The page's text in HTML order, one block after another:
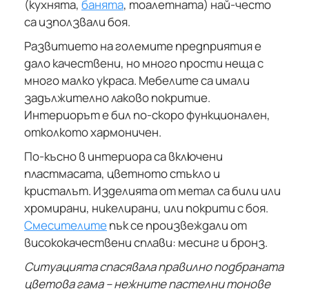
(кухнята, банята, тоалетната) най-често
са използвали боя.
Развитието на големите предприятия е
дало качествени, но много прости неща с
много малко украса. Мебелите са имали
задължително лаково покритие.
Интериорът е бил по-скоро функционален,
отколкото хармоничен.
По-късно в интериора са включени
пластмасата, цветното стъкло и
кристалът. Изделията от метал са били или
хромирани, никелирани, или покрити с боя.
Смесителитепък се произвеждали от
висококачествени сплави: месинг и бронз.
Ситуацията спасявала правилно подбраната
цветова гама – нежните пастелни тонове